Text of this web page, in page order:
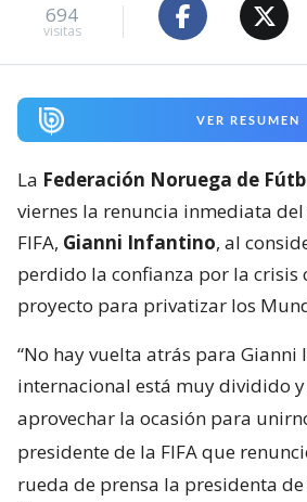
694
visitas
VER RESUMEN
La Federación Noruega de
viernes la renuncia inmediata
FIFA, Gianni Infantino, al
perdido la confianza por la crisis
proyecto para privatizar los
“No hay vuelta atrás para
internacional está muy dividido
aprovechar la ocasión para
presidente de la FIFA que
rueda de prensa la presidenta de